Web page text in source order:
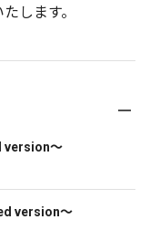
します。
version～
version～